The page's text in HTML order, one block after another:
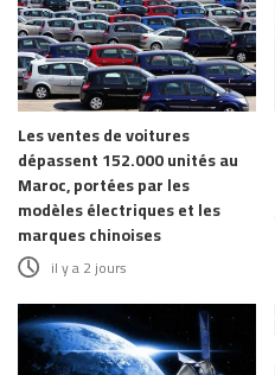
Les ventes de voitures
dépassent 152.000 unités au
Maroc, portées par les
modèles électriques et les
marques chinoises
il y a 2 jours